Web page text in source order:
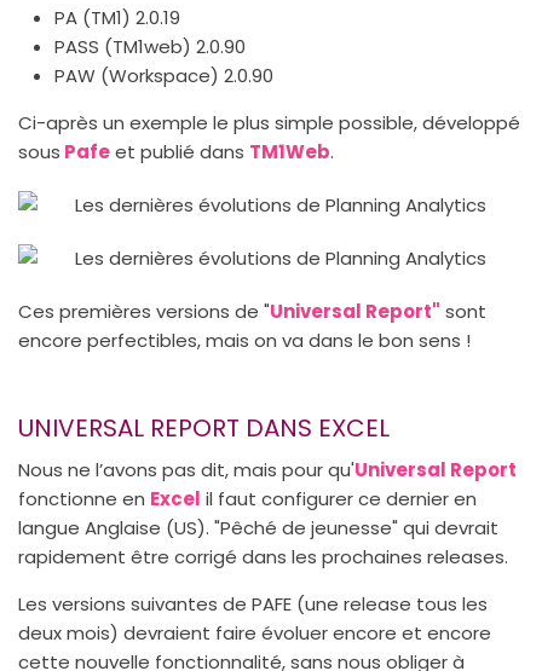
PA (TM1) 2.0.19
PASS (TM1web) 2.0.90
PAW (Workspace) 2.0.90
Ci-après un exemple le plus simple possible, développé
sous Pafeet publié dans TM1Web.
Ces premières versions de "Universal Report" sont
encore perfectibles, mais on va dans le bon sens !
UNIVERSAL REPORT DANS EXCEL
Nous ne l’avons pas dit, mais pour qu'Universal Report
fonctionne en Excel il faut configurer ce dernier en
langue Anglaise (US). "Pêché de jeunesse" qui devrait
rapidement être corrigé dans les prochaines releases.
Les versions suivantes de PAFE (une release tous les
deux mois) devraient faire évoluer encore et encore
cette nouvelle fonctionnalité, sans nous obliger à